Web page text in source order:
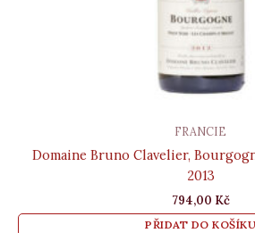
FRANCIE
Domaine Bruno Clavelier,
2013
794,00 Kč
PŘIDAT DO KOŠÍKU